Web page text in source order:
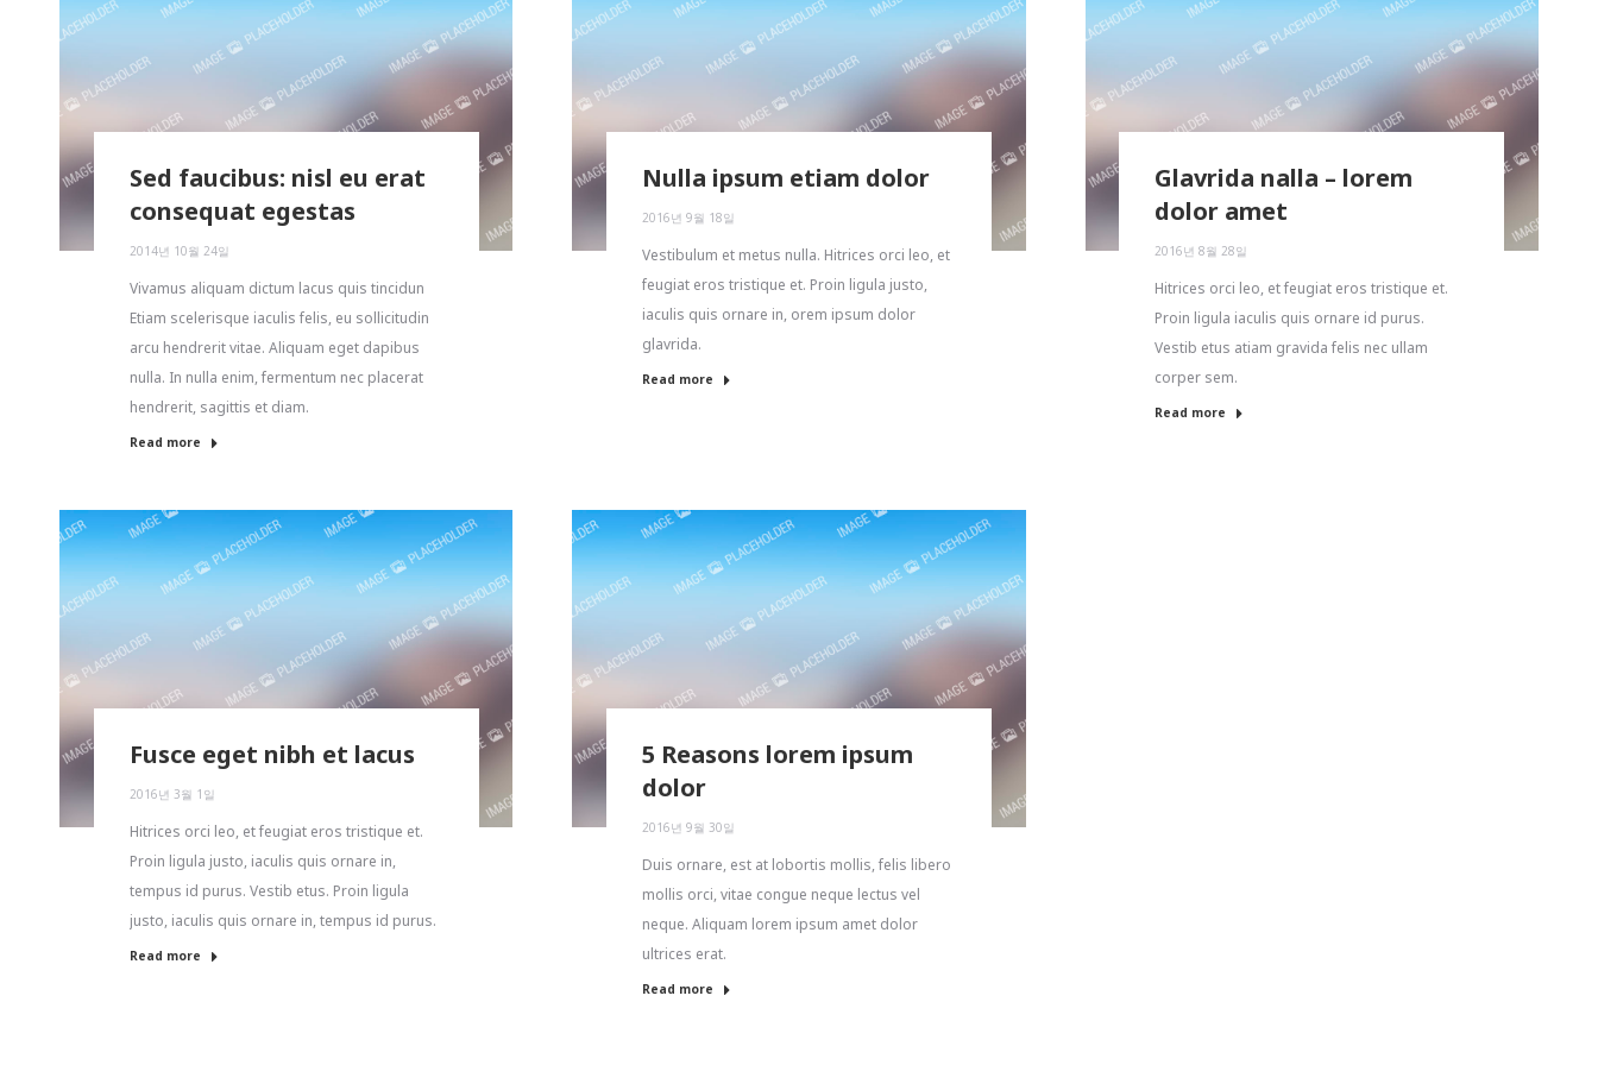
Sed faucibus: nisl eu erat
consequat egestas
2014년 10월 24일
Vivamus aliquam dictum lacus quis tincidun
Etiam scelerisque iaculis felis, eu sollicitudin
arcu hendrerit vitae. Aliquam eget dapibus
nulla. In nulla enim, fermentum nec placerat
hendrerit, sagittis et diam.
Read more
Nulla ipsum etiam dolor
2016년 9월 18일
Vestibulum et metus nulla. Hitrices orci leo, et
feugiat eros tristique et. Proin ligula justo,
iaculis quis ornare in, orem ipsum dolor
glavrida.
Read more
Glavrida nalla – lorem
dolor amet
2016년 8월 28일
Hitrices orci leo, et feugiat eros tristique et.
Proin ligula iaculis quis ornare id purus.
Vestib etus atiam gravida felis nec ullam
corper sem.
Read more
Fusce eget nibh et lacus
2016년 3월 1일
Hitrices orci leo, et feugiat eros tristique et.
Proin ligula justo, iaculis quis ornare in,
tempus id purus. Vestib etus. Proin ligula
justo, iaculis quis ornare in, tempus id purus.
Read more
5 Reasons lorem ipsum
dolor
2016년 9월 30일
Duis ornare, est at lobortis mollis, felis libero
mollis orci, vitae congue neque lectus vel
neque. Aliquam lorem ipsum amet dolor
ultrices erat.
Read more